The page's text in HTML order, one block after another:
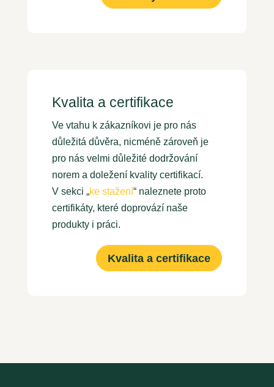
Kvalita a certifikace
Ve vtahu k zákazníkovi je pro nás
důležitá důvěra, nicméně zároveň je
pro nás velmi důležité dodržování
norem a doležení kvality certifikací.
V sekci „ke stažení“ naleznete proto
certifikáty, které doprovází naše
produkty i práci.
Kvalita a certifikace